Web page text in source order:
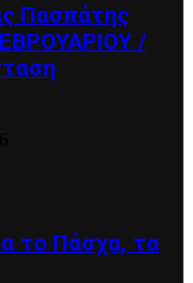
Πασπάτης
/
το Πάσχα, τα